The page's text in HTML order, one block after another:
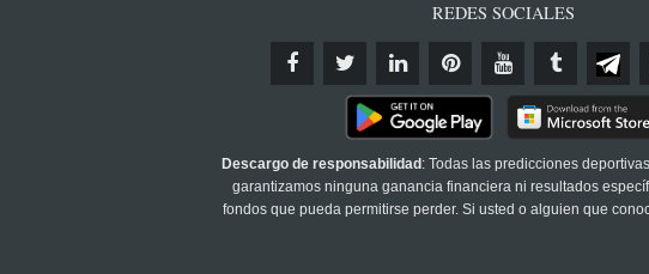
REDES SOCIALES
Descargo de responsabilidad : Todas las predicciones
garantizamos ninguna ganancia financiera ni resultados
fondos que pueda permitirse perder. Si usted o alguien que